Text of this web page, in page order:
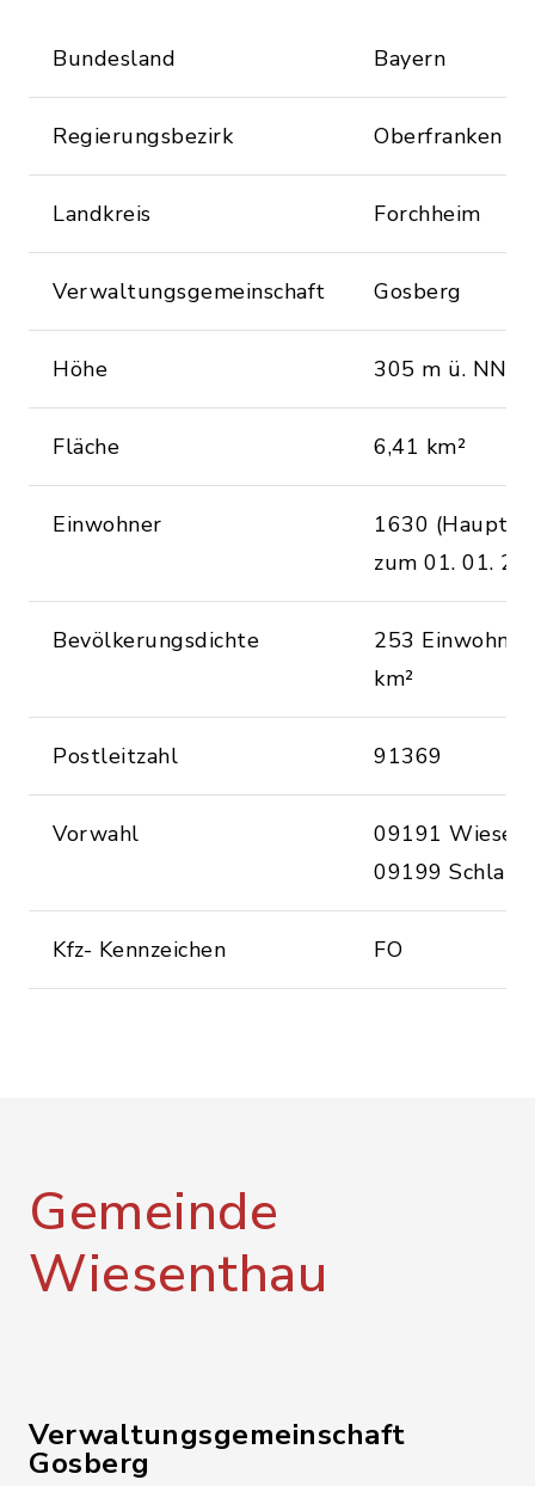
Bundesland Bayern
Regierungsbezirk Oberfranken
Landkreis Forchheim
Verwaltungsgemeinschaft Gosberg
Höhe 305 m ü. NN
Fläche 6,41 km²
Einwohner
1630
zum 01. 01.
Bevölkerungsdichte
253
km²
Postleitzahl 91369
Vorwahl
09191
09199
Kfz- Kennzeichen FO
Gemeinde
Wiesenthau
Verwaltungsgemeinschaft
Gosberg